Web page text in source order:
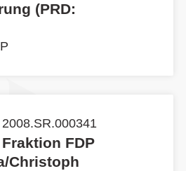
(PRD:
FDP
Christoph